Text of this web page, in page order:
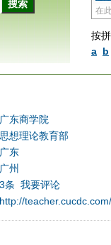
在
按
a b
广东商学院
思想理论教育部
广东
广州
3条 我要评论
http://